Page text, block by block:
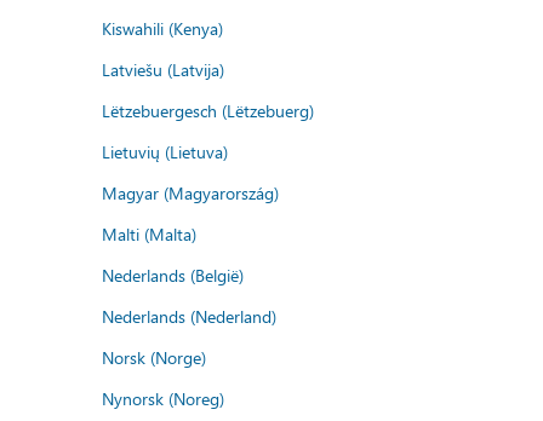
Kiswahili (Kenya)
Latviešu (Latvija)
Lëtzebuergesch (Lëtzebuerg)
Lietuvių (Lietuva)
Magyar (Magyarország)
Malti (Malta)
Nederlands (België)
Nederlands (Nederland)
Norsk (Norge)
Nynorsk (Noreg)